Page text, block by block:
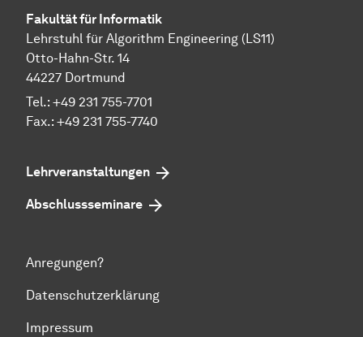
Fakultät für Informatik
Lehrstuhl für Algorithm Engineering (LS11)
Otto-Hahn-Str. 14
44227 Dortmund
Tel.: +49 231 755-7701
Fax.: +49 231 755-7740
Lehrveranstaltungen
Abschlussseminare
Anregungen?
Datenschutzerklärung
Impressum